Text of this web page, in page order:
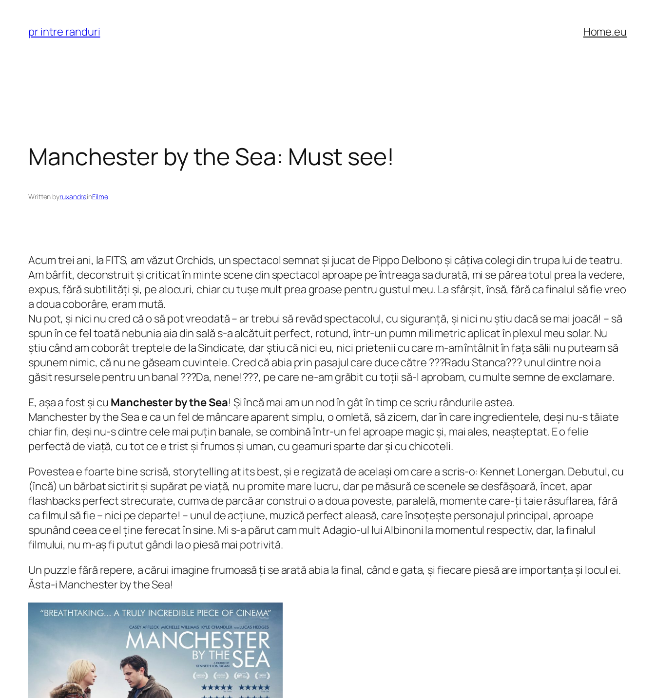
content
pr intre randuri Home.eu
Manchester by the Sea: Must see!
Written byruxandrainFilme
Acum trei ani, la FITS, am văzut Orchids, un spectacol semnat și jucat de Pippo Delbono și câțiva colegi din trupa lui de teatru.
Am bârfit, deconstruit și criticat în minte scene din spectacol aproape pe întreaga sa durată, mi se părea totul prea la vedere,
expus, fără subtilități și, pe alocuri, chiar cu tușe mult prea groase pentru gustul meu. La sfârșit, însă, fără ca finalul să fie vreo
a doua coborâre, eram mută.
Nu pot, și nici nu cred că o să pot vreodată – ar trebui să revăd spectacolul, cu siguranță, și nici nu știu dacă se mai joacă! – să
spun în ce fel toată nebunia aia din sală s-a alcătuit perfect, rotund, într-un pumn milimetric aplicat în plexul meu solar. Nu
știu când am coborât treptele de la Sindicate, dar știu că nici eu, nici prietenii cu care m-am întâlnit în fața sălii nu puteam să
spunem nimic, că nu ne găseam cuvintele. Cred că abia prin pasajul care duce către ???Radu Stanca??? unul dintre noi a
găsit resursele pentru un banal ???Da, nene!???, pe care ne-am grăbit cu toții să-l aprobam, cu multe semne de exclamare.
E, așa a fost și cu Manchester by the Sea! Și încă mai am un nod în gât în timp ce scriu rândurile astea.
Manchester by the Sea e ca un fel de mâncare aparent simplu, o omletă, să zicem, dar în care ingredientele, deși nu-s tăiate
chiar fin, deși nu-s dintre cele mai puțin banale, se combină într-un fel aproape magic și, mai ales, neașteptat. E o felie
perfectă de viață, cu tot ce e trist și frumos și uman, cu geamuri sparte dar și cu chicoteli.
Povestea e foarte bine scrisă, storytelling at its best, și e regizată de același om care a scris-o: Kennet Lonergan. Debutul, cu
(încă) un bărbat sictirit și supărat pe viață, nu promite mare lucru, dar pe măsură ce scenele se desfășoară, încet, apar
flashbacksperfect strecurate, cumva de parcă ar construi o a doua poveste, paralelă, momente care-ți taie răsuflarea, fără
ca filmul să fie – nici pe departe! – unul de acțiune, muzică perfect aleasă, care însoțește personajul principal, aproape
spunând ceea ce el ține ferecat în sine. Mi s-a părut cam mult Adagio-ul lui Albinoni la momentul respectiv, dar, la finalul
filmului, nu m-aș fi putut gândi la o piesă mai potrivită.
Un puzzle fără repere, a cărui imagine frumoasă ți se arată abia la final, când e gata, și fiecare piesă are importanța și locul ei.
Ăsta-i Manchester by the Sea!